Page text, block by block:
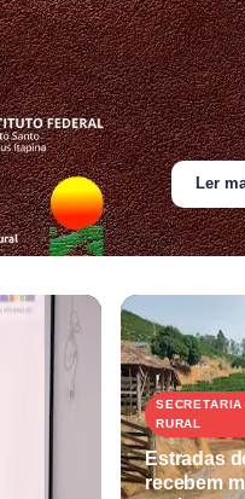
Ler
RURAL
Estradas
recebem